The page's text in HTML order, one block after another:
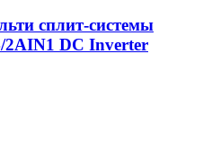
сплит-системы
DC Inverter